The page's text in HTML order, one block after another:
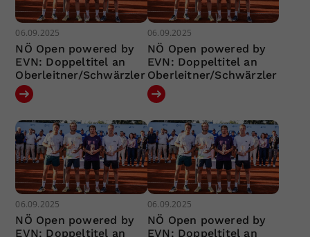
06.09.2025
NÖ Open powered by
EVN: Doppeltitel an
Oberleitner/Schwärzler
06.09.2025
NÖ Open powered by
EVN: Doppeltitel an
Oberleitner/Schwärzler
06.09.2025
NÖ Open powered by
EVN: Doppeltitel an
06.09.2025
NÖ Open powered by
EVN: Doppeltitel an